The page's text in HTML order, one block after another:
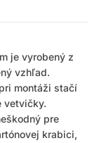
je vyrobený z
vzhľad.
montáži stačí
vetvičky.
pre
krabici,